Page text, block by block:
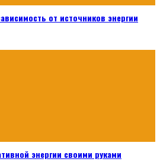
от источников энергии
энергии своими руками